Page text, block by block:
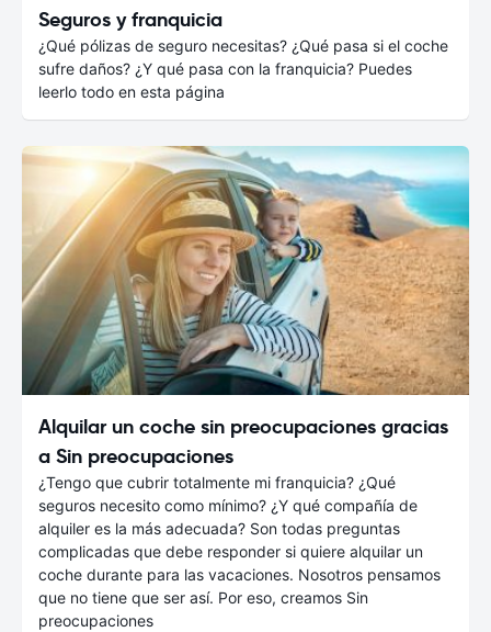
Seguros y franquicia
¿Qué pólizas de seguro necesitas? ¿Qué pasa si el coche
sufre daños? ¿Y qué pasa con la franquicia? Puedes
leerlo todo en esta página
Alquilar un coche sin preocupaciones gracias
a Sin preocupaciones
¿Tengo que cubrir totalmente mi franquicia? ¿Qué
seguros necesito como mínimo? ¿Y qué compañía de
alquiler es la más adecuada? Son todas preguntas
complicadas que debe responder si quiere alquilar un
coche durante para las vacaciones. Nosotros pensamos
que no tiene que ser así. Por eso, creamos Sin
preocupaciones